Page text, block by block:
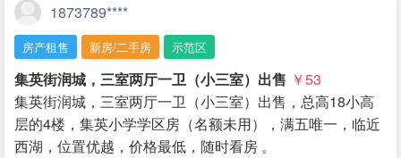
1873789****
房产租售 新房/二手房 示范区
集英街润城，三室两厅一卫（小三室）出售 ￥53
集英街润城，三室两厅一卫（小三室）出售，总高18小高
层的4楼，集英小学学区房（名额未用），满五唯一，临近
西湖，位置优越，价格最低，随时看房 。